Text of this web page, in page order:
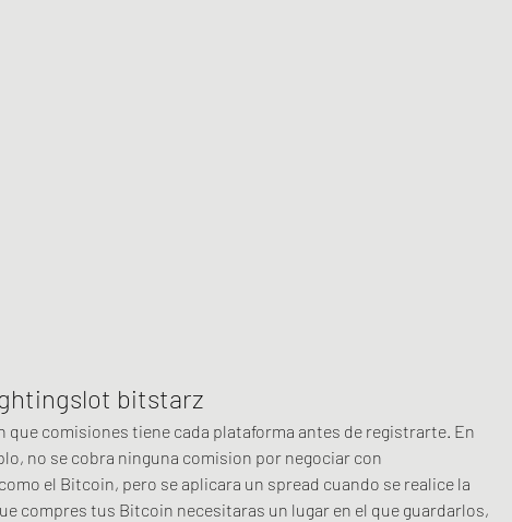
bitstarz
que comisiones tiene cada plataforma antes de registrarte. En
no se cobra ninguna comision por negociar con
el Bitcoin, pero se aplicara un spread cuando se realice la
compres tus Bitcoin necesitaras un lugar en el que guardarlos,